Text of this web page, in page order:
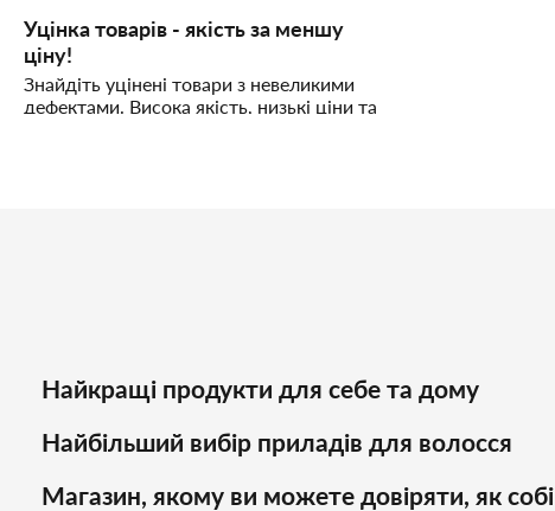
Уцінка товарів - якість за меншу
ціну!
Знайдіть уцінені товари з невеликими
дефектами. Висока якість, низькі ціни та
Найкращі продукти для себе та дому
Найбільший вибір приладів для волосся
Магазин, якому ви можете довіряти, як собі